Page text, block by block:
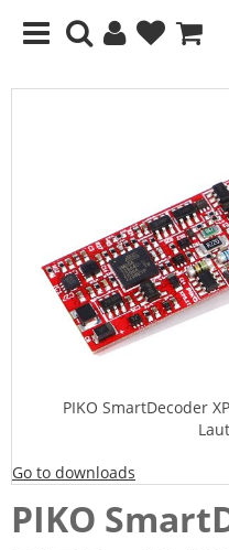
PIKO SmartDecoder
Go to downloads
PIKO